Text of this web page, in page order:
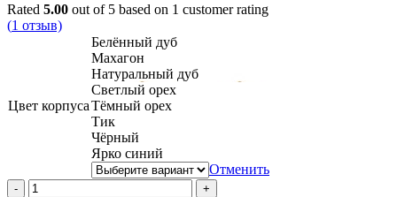
Rated 5.00 out of 5 based on 1 customer rating
(1 отзыв)
Цвет корпуса
Белённый дуб
Махагон
Натуральный дуб
Светлый орех
Тёмный орех
Тик
Чёрный
Ярко синий
Отменить